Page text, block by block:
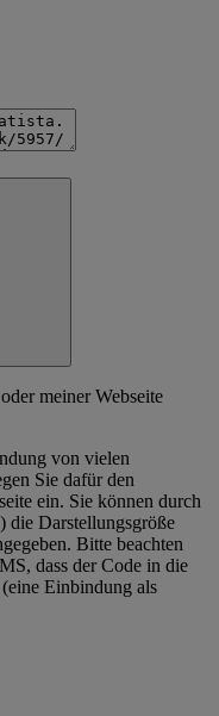
meiner Webseite
von vielen
Sie dafür den
ein. Sie können durch
die Darstellungsgröße
Bitte beachten
dass der Code in die
Einbindung als